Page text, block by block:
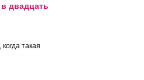
двадцать
такая